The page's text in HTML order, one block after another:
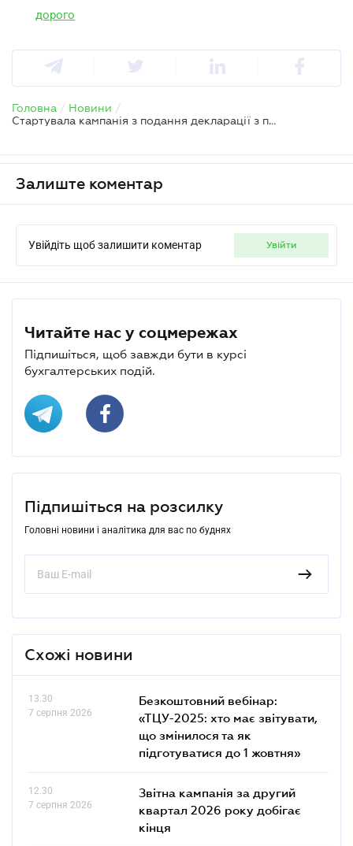
дорого
Головна / Новини /
Стартувала кампанія з подання декларації з податку на прибуток за 2025 рік
Залиште коментар
Увійдіть щоб залишити коментар увійти
Читайте нас у соцмережах
Підпишіться, щоб завжди бути в курсі
бухгалтерських подій.
Підпишіться на розсилку
Головні новини і аналітика для вас по буднях
Схожі новини
13.30
7 серпня 2026
Безкоштовний вебінар:
«ТЦУ-2025: хто має звітувати,
що змінилося та як
підготуватися до 1 жовтня»
12.30
7 серпня 2026
Звітна кампанія за другий
квартал 2026 року добігає
кінця